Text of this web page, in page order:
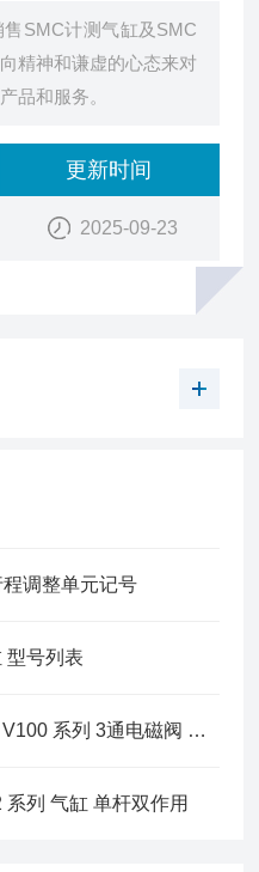
售SMC计测气缸及SMC
精神和谦虚的心态来对
品和服务。
更新时间
2025-09-23
调整单元记号
型号列表
深圳龙华观澜新田SMC代理 V100 系列 3通电磁阀 直动式 标准型
列 气缸 单杆双作用